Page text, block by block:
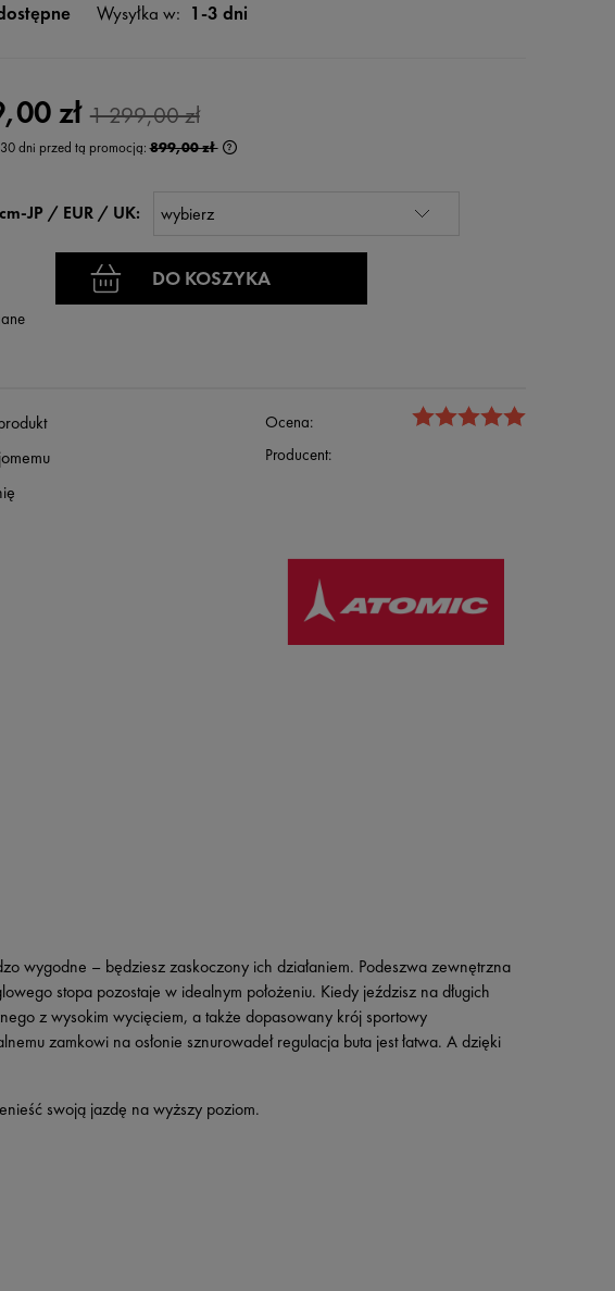
Wysyłka w: 1-3 dni
zł 1 299,00 zł
dni przed tą promocją:899,00 zł
jest najniższa cena od momentu,
JP / EUR / UK:
DO KOSZYKA
Ocena:
Producent:
wygodne – będziesz zaskoczony ich działaniem. Podeszwa zewnętrzna
stopa pozostaje w idealnym położeniu. Kiedy jeździsz na długich
z wysokim wycięciem, a także dopasowany krój sportowy
zamkowi na osłonie sznurowadeł regulacja buta jest łatwa. A dzięki
swoją jazdę na wyższy poziom.